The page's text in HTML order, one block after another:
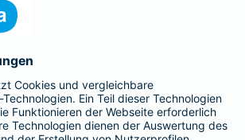
ist Teil der BarmeniaGothaer
BELIEBTE SEITEN
Zusatzversicherung